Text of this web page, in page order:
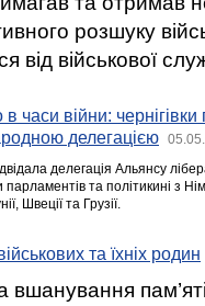
розшуку
від військової
часи війни:
делегацією
делегація Альянсу
та політикині з
Швеції та Грузії.
та їхніх родин